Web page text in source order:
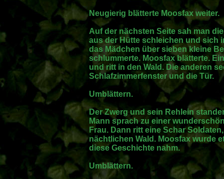
Neugierig blätterte Moosfax weiter.
Auf der nächsten Seite sah man
aus der Hütte schleichen und sich
das Mädchen über sieben kleine
schlummerte. Moosfax blätterte.
und ritt in den Wald. Die anderen
Schlafzimmerfenster und die Tür.
Umblättern.
Der Zwerg und sein Rehlein
Mann sprach zu einer
Frau. Dann ritt eine Schar
nächtlichen Wald. Moosfax wurde
diese Geschichte nahm.
Umblättern.